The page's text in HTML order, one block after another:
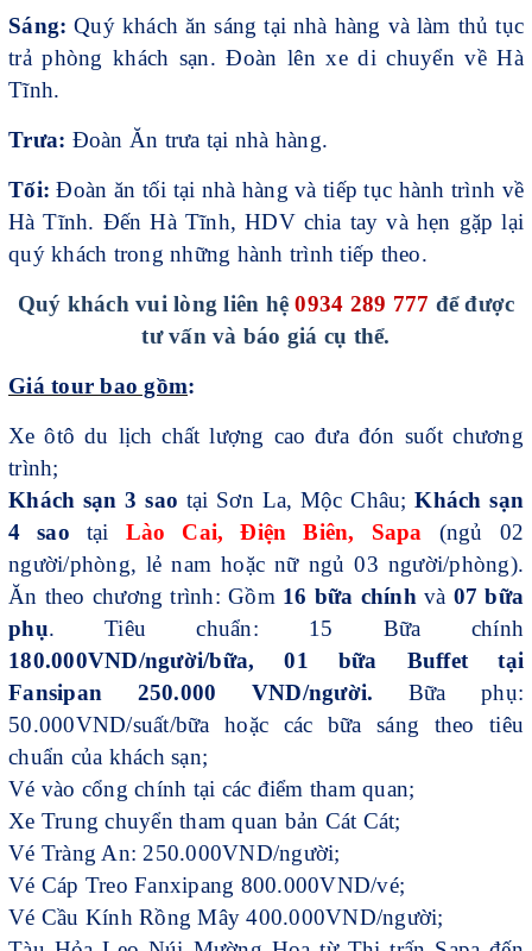
Sáng:Quý khách ăn sáng tại nhà hàng và làm thủ tục
trả phòng khách sạn. Đoàn lên xe di chuyển về Hà
Tĩnh.
Trưa: Đoàn Ăn trưa tại nhà hàng.
Tối:Đoàn ăn tối tại nhà hàng và tiếp tục hành trình về
Hà Tĩnh. Đến Hà Tĩnh, HDV chia tay và hẹn gặp lại
quý khách trong những hành trình tiếp theo.
Quý khách vui lòng liên hệ0934 289 777 để được
tư vấn và báo giá cụ thể.
Giá tour bao gồm:
Xe ôtô du lịch chất lượng cao đưa đón suốt chương
trình;
Khách sạn 3 sao tại Sơn La, Mộc Châu;Khách sạn
4 sao tại Lào Cai, Điện Biên, Sapa (ngủ 02
người/phòng, lẻ nam hoặc nữ ngủ 03 người/phòng).
Ăn theo chương trình: Gồm 16 bữa chính và 07 bữa
phụ. Tiêu chuẩn: 15 Bữa chính
180.000VND/người/bữa, 01 bữa Buffet tại
Fansipan 250.000 VND/người. Bữa phụ:
50.000VND/suất/bữa hoặc các bữa sáng theo tiêu
chuẩn của khách sạn;
Vé vào cổng chính tại các điểm tham quan;
Xe Trung chuyển tham quan bản Cát Cát;
Vé Tràng An: 250.000VND/người;
Vé Cáp Treo Fanxipang 800.000VND/vé;
Vé Cầu Kính Rồng Mây 400.000VND/người;